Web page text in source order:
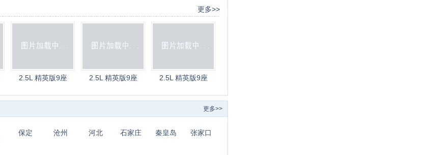
更多>>
2.5L 精英版9座 2.5L 精英版9座 2.5L 精英版9座
更多>>
保定 沧州 河北 石家庄 秦皇岛
张家口